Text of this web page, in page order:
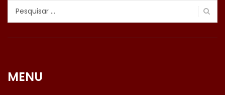
Pesquisar
MENU